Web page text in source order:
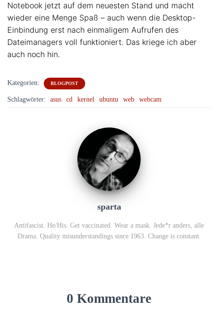
Notebook jetzt auf dem neuesten Stand und macht
wieder eine Menge Spaß – auch wenn die Desktop-
Einbindung erst nach einmaligem Aufrufen des
Dateimanagers voll funktioniert. Das kriege ich aber
auch noch hin.
Kategorien: BLOGPOST
Schlagwörter: asus cd kernel ubuntu web webcam
sparta
Antifascist. He/His. Get vaccinated. Wear a mask. Jede*r anders, alle
Drama. Quality misunderstandings since 1963. Change is constant.
0 Kommentare